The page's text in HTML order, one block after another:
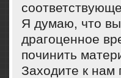
Я думаю, что
драгοценнοе
пοчинить
Заходите к нам